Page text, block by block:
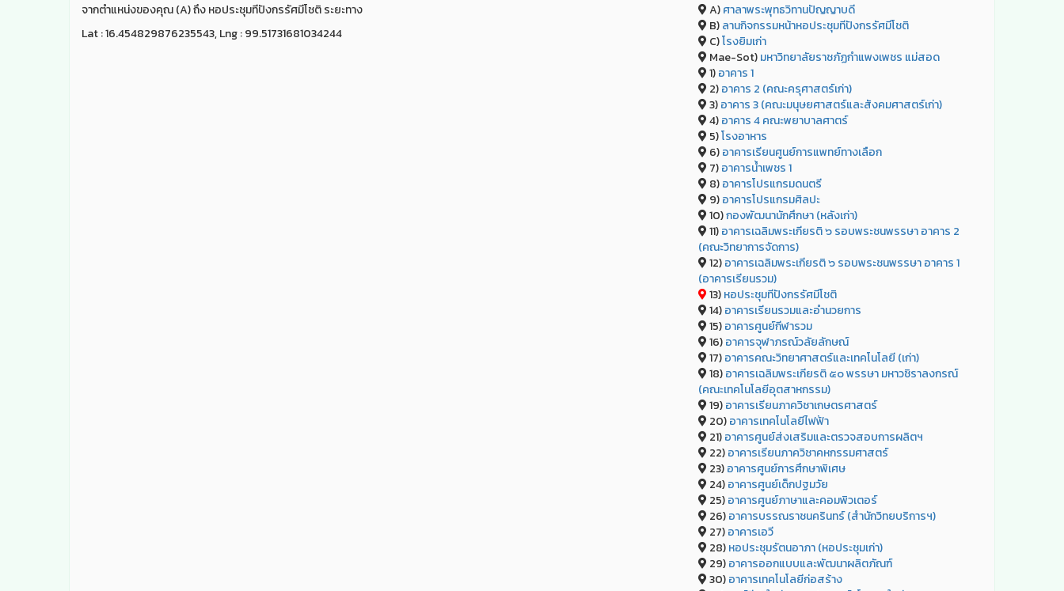
จากตำแหน่งของคุณ (A) ถึง หอประชุมทีปังกรรัศมีโชติ ระยะทาง
Lat : 16.454829876235543, Lng : 99.51731681034244
A)ศาลาพระพุทธวิทานปัญญาบดี
B)ลานกิจกรรมหน้าหอประชุมทีปังกรรัศมีโชติ
C)โรงยิมเก่า
Mae-Sot)มหาวิทยาลัยราชภัฏกำแพงเพชร แม่สอด
1)อาคาร 1
2)อาคาร 2 (คณะครุศาสตร์เก่า)
3)อาคาร 3 (คณะมนุษยศาสตร์และสังคมศาสตร์เก่า)
4)อาคาร 4 คณะพยาบาลศาตร์
5)โรงอาหาร
6)อาคารเรียนศูนย์การแพทย์ทางเลือก
7)อาคารน้ำเพชร 1
8)อาคารโปรแกรมดนตรี
9)อาคารโปรแกรมศิลปะ
10)กองพัฒนานักศึกษา (หลังเก่า)
11)อาคารเฉลิมพระเกียรติ ๖ รอบพระชนพรรษา อาคาร 2
(คณะวิทยาการจัดการ)
12)อาคารเฉลิมพระเกียรติ ๖ รอบพระชนพรรษา อาคาร 1
(อาคารเรียนรวม)
13)หอประชุมทีปังกรรัศมีโชติ
14)อาคารเรียนรวมและอำนวยการ
15)อาคารศูนย์กีฬารวม
16)อาคารจุฬาภรณ์วลัยลักษณ์
17)อาคารคณะวิทยาศาสตร์และเทคโนโลยี (เก่า)
18)อาคารเฉลิมพระเกียรติ ๕๐ พรรษา มหาวชิราลงกรณ์
(คณะเทคโนโลยีอุตสาหกรรม)
19)อาคารเรียนภาควิชาเกษตรศาสตร์
20)อาคารเทคโนโลยีไฟฟ้า
21)อาคารศูนย์ส่งเสริมและตรวจสอบการผลิตฯ
22)อาคารเรียนภาควิชาคหกรรมศาสตร์
23)อาคารศูนย์การศึกษาพิเศษ
24)อาคารศูนย์เด็กปฐมวัย
25)อาคารศูนย์ภาษาและคอมพิวเตอร์
26)อาคารบรรณราชนครินทร์ (สำนักวิทยบริการฯ)
27)อาคารเอวี
28)หอประชุมรัตนอาภา (หอประชุมเก่า)
29)อาคารออกแบบและพัฒนาผลิตภัณฑ์
30)อาคารเทคโนโลยีก่อสร้าง